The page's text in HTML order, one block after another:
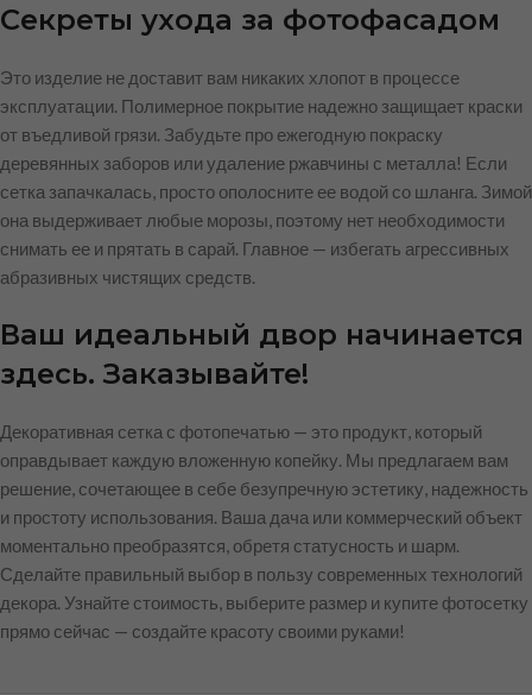
Секреты ухода за фотофасадом
Это изделие не доставит вам никаких хлопот в процессе
эксплуатации. Полимерное покрытие надежно защищает краски
от въедливой грязи. Забудьте про ежегодную покраску
деревянных заборов или удаление ржавчины с металла! Если
сетка запачкалась, просто ополосните ее водой со шланга. Зимой
она выдерживает любые морозы, поэтому нет необходимости
снимать ее и прятать в сарай. Главное — избегать агрессивных
абразивных чистящих средств.
Ваш идеальный двор начинается
здесь. Заказывайте!
Декоративная сетка с фотопечатью — это продукт, который
оправдывает каждую вложенную копейку. Мы предлагаем вам
решение, сочетающее в себе безупречную эстетику, надежность
и простоту использования. Ваша дача или коммерческий объект
моментально преобразятся, обретя статусность и шарм.
Сделайте правильный выбор в пользу современных технологий
декора. Узнайте стоимость, выберите размер и купите фотосетку
прямо сейчас — создайте красоту своими руками!